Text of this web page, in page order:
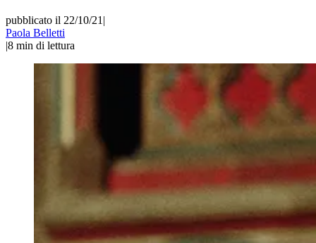
pubblicato il 22/10/21 |
Paola Belletti
|8 min di lettura